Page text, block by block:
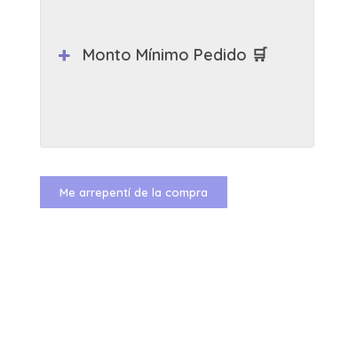
Monto Mínimo Pedido 🛒
Me arrepentí de la compra